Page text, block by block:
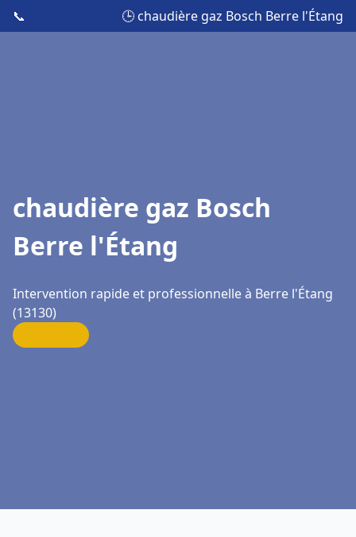
📞 🕒 chaudière gaz Bosch Berre l'Étang
chaudière gaz Bosch
Berre l'Étang
Intervention rapide et professionnelle à Berre l'Étang
(13130)